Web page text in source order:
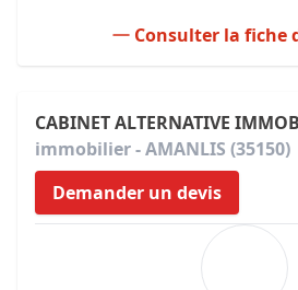
Consulter la fiche
CABINET ALTERNATIVE
immobilier - AMANLIS (35150)
Demander un devis